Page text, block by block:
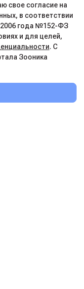
свое согласие на
в соответствии
года №152-ФЗ
и для целей,
. С
Зооника